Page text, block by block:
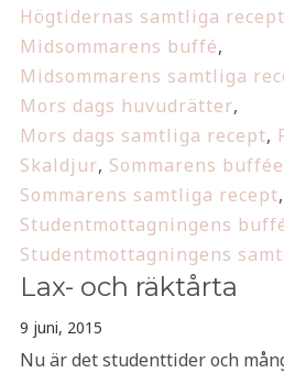
Högtidernas samtliga recept
Midsommarens buffé,
Midsommarens samtliga
Mors dags huvudrätter,
Mors dags samtliga recept,
Skaldjur, Sommarens
Sommarens samtliga recept,
Studentmottagningens
Studentmottagningens
Lax- och räktårta
9 juni, 2015
Nu är det studenttider och